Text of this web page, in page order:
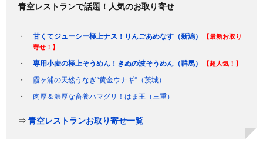
青空レストランで話題！人気のお取り寄せ
甘くてジューシー極上ナス！りんごあめなす（新潟）
【最新お取り
寄せ！】
専用小麦の極上そうめん！きぬの波そうめん（群馬） 【超人気！】
霞ヶ浦の天然うなぎ“黄金ウナギ”（茨城）
肉厚＆濃厚な畜養ハマグリ！はま王（三重）
⇒青空レストランお取り寄せ一覧